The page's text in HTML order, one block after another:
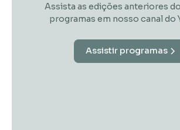
Assista as edições anteriores
programas em nosso canal do
Assistir programas